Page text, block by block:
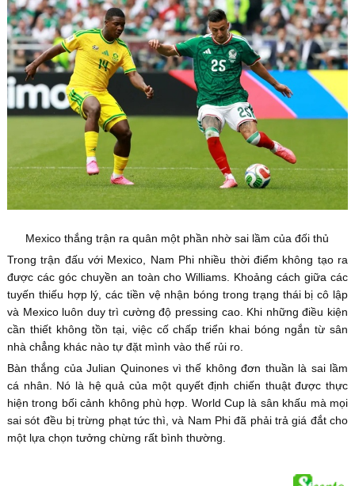
Mexico thắng trận ra quân một phần nhờ sai lầm của đối thủ
Trong trận đấu với Mexico, Nam Phi nhiều thời điểm không tạo ra
được các góc chuyền an toàn cho Williams. Khoảng cách giữa các
tuyến thiếu hợp lý, các tiền vệ nhận bóng trong trạng thái bị cô lập
và Mexico luôn duy trì cường độ pressing cao. Khi những điều kiện
cần thiết không tồn tại, việc cố chấp triển khai bóng ngắn từ sân
nhà chẳng khác nào tự đặt mình vào thế rủi ro.
Bàn thắng của Julian Quinones vì thế không đơn thuần là sai lầm
cá nhân. Nó là hệ quả của một quyết định chiến thuật được thực
hiện trong bối cảnh không phù hợp. World Cup là sân khấu mà mọi
sai sót đều bị trừng phạt tức thì, và Nam Phi đã phải trả giá đắt cho
một lựa chọn tưởng chừng rất bình thường.